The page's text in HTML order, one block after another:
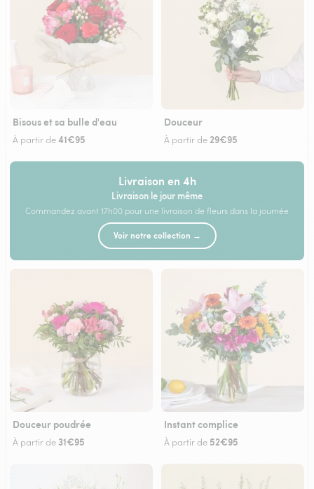
Bisous et sa bulle d'eau
À partir de41€95
Douceur
À partir de 29€95
Livraison en 4h
Livraison le jour même
Commandez avant 17h00 pour une livraison de fleurs dans la journée
Voir notre collection →
Douceur poudrée
À partir de 31€95
Instant complice
À partir de 52€95